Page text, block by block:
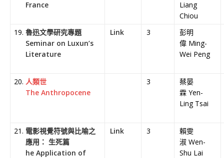
France
Liang
Chiou
魯迅文學研究專題
Seminar on Luxun’s
Literature
Link 3
彭明
偉 Ming-
Wei Peng
人類世
The Anthropocene
3
蔡晏
霖 Yen-
Ling Tsai
電影視覺符號與比喻之
應用： 生死篇
he Application of
Link 3
賴雯
淑 Wen-
Shu Lai